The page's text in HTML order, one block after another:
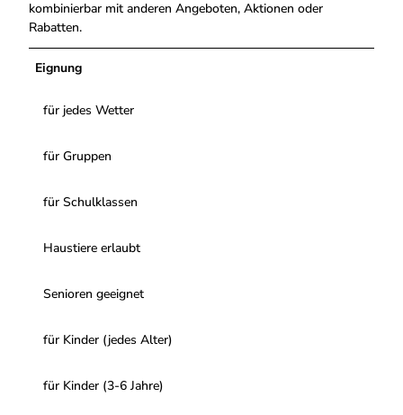
kombinierbar mit anderen Angeboten, Aktionen oder
Rabatten.
Eignung
für jedes Wetter
für Gruppen
für Schulklassen
Haustiere erlaubt
Senioren geeignet
für Kinder (jedes Alter)
für Kinder (3-6 Jahre)